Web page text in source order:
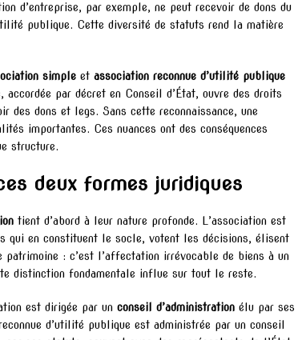
d’entreprise, par exemple, ne peut recevoir de dons du
publique. Cette diversité de statuts rend la matière
simple et association reconnue d’utilité publique
par décret en Conseil d’État, ouvre des droits
des dons et legs. Sans cette reconnaissance, une
importantes. Ces nuances ont des conséquences
structure.
deux formes juridiques
tient d’abord à leur nature profonde. L’association est
qui en constituent le socle, votent les décisions, élisent
: c’est l’affectation irrévocable de biens à un
distinction fondamentale influe sur tout le reste.
est dirigée par un conseil d’administration élu par ses
d’utilité publique est administrée par un conseil